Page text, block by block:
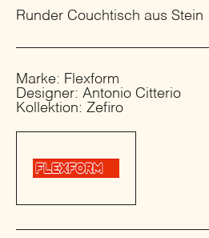
Runder Couchtisch aus Stein
Marke: Flexform
Designer: Antonio Citterio
Kollektion: Zefiro